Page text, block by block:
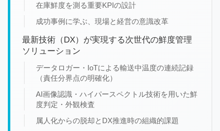
在庫鮮度を測る重要KPIの設計
成功事例に学ぶ、現場と経営の意識改革
最新技術（DX）が実現する次世代の鮮度管理
ソリューション
データロガー・IoTによる輸送中温度の連続記録
（責任分界点の明確化）
AI画像認識・ハイパースペクトル技術を用いた鮮
度判定・外観検査
属人化からの脱却とDX推進時の組織的課題